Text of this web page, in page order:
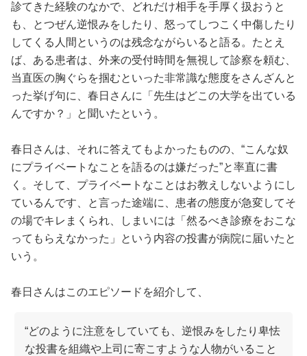
診てきた経験のなかで、どれだけ相手を手厚く扱おうと
も、とつぜん逆恨みをしたり、怒ってしつこく中傷したり
してくる人間というのは残念ながらいると語る。たとえ
ば、ある患者は、外来の受付時間を無視して診察を頼む、
当直医の胸ぐらを掴むといった非常識な態度をさんざんと
った挙げ句に、春日さんに「先生はどこの大学を出ている
んですか？」と聞いたという。
春日さんは、それに答えてもよかったものの、“こんな奴
にプライベートなことを語るのは嫌だった”と率直に書
く。そして、プライベートなことはお教えしないようにし
ているんです、と言った途端に、患者の態度が急変してそ
の場でキレまくられ、しまいには「然るべき診療をおこな
ってもらえなかった」という内容の投書が病院に届いたと
いう。
春日さんはこのエピソードを紹介して、
“どのように注意をしていても、逆恨みをしたり卑怯
な投書を組織や上司に寄こすような人物がいること